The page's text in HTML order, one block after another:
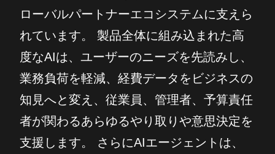
ローバルパートナーエコシステムに支えら
れています。 製品全体に組み込まれた高
度なAIは、ユーザーのニーズを先読みし、
業務負荷を軽減、経費データをビジネスの
知見へと変え、従業員、管理者、予算責任
者が関わるあらゆるやり取りや意思決定を
支援します。 さらにAIエージェントは、